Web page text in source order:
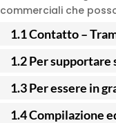
commerciali che
1.1 Contatto –
1.2 Per
1.3 Per essere in
1.4 Compilazione